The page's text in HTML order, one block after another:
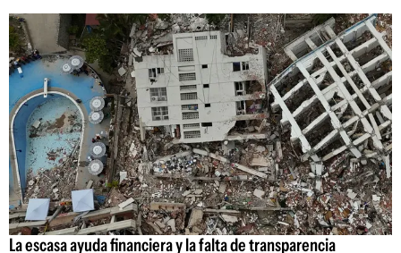
La escasa ayuda financiera y la falta de transparencia